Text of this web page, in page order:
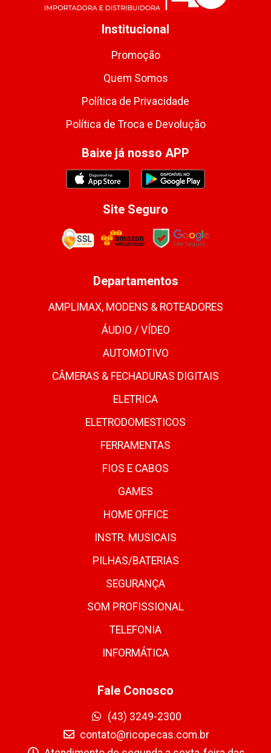
Institucional
Promoção
Quem Somos
Política de Privacidade
Política de Troca e Devolução
Baixe já nosso APP
Site Seguro
Departamentos
AMPLIMAX, MODENS & ROTEADORES
ÁUDIO / VÍDEO
AUTOMOTIVO
CÂMERAS & FECHADURAS DIGITAIS
ELETRICA
ELETRODOMESTICOS
FERRAMENTAS
FIOS E CABOS
GAMES
HOME OFFICE
INSTR. MUSICAIS
PILHAS/BATERIAS
SEGURANÇA
SOM PROFISSIONAL
TELEFONIA
INFORMÁTICA
Fale Conosco
(43) 3249-2300
contato@ricopecas.com.br